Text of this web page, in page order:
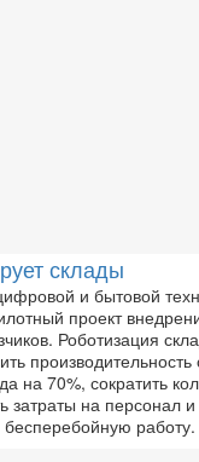
склады
и бытовой
проект
Роботизация
производительность
на 70%, сократить
затраты на персонал
бесперебойную работу.